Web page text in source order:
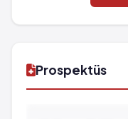
Prospektüs